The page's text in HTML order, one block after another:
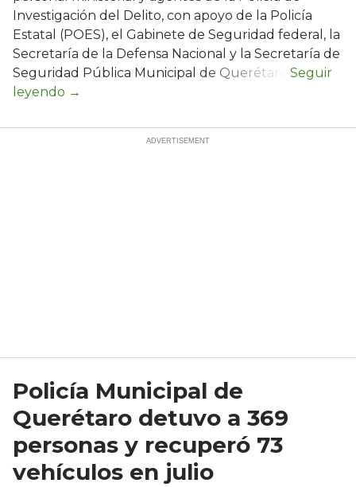
Investigación del Delito, con apoyo de la Policía
Estatal (POES), el Gabinete de Seguridad federal, la
Secretaría de la Defensa Nacional y la Secretaría de
Seguridad Pública Municipal de Querétaro.
Policía Municipal de
Querétaro detuvo a 369
personas y recuperó 73
vehículos en julio